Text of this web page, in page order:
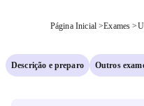
Página Inicial >Exames >
Descrição e preparo Outros